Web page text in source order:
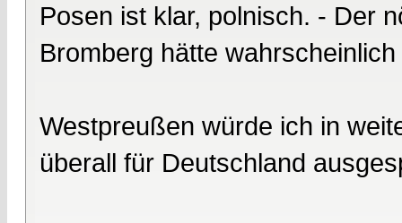
Posen ist klar, polnisch. - Der
Bromberg hätte
Westpreußen würde ich in
überall für Deutschland